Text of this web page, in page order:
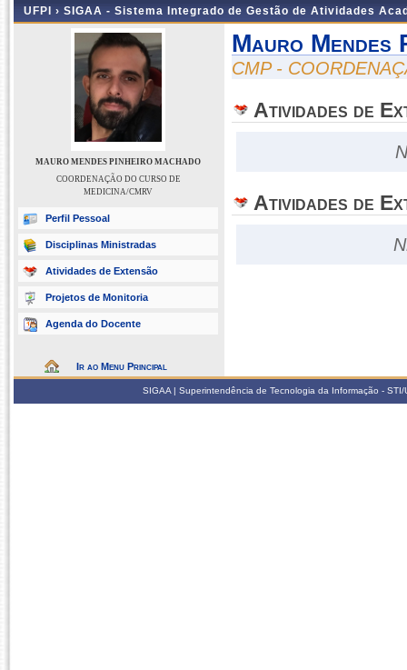
UFPI › SIGAA - Sistema Integrado de Gestão de Atividades
MAURO MENDES PINHEIRO MACHADO
COORDENAÇÃO DO CURSO DE
MEDICINA/CMRV
Perfil Pessoal
Disciplinas Ministradas
Atividades de Extensão
Projetos de Monitoria
Agenda do Docente
Ir ao Menu Principal
Mauro Mendes
CMP -
Atividades de
Atividades de
SIGAA | Superintendência de Tecnologia da Informação -